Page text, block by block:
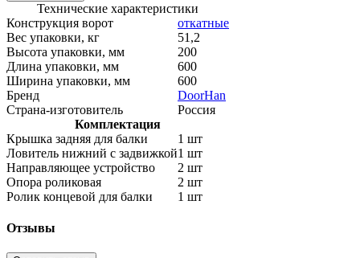
Технические характеристики
Конструкция ворот
откатные
Вес упаковки, кг
51,2
Высота упаковки, мм
200
Длина упаковки, мм
600
Ширина упаковки, мм
600
Бренд
DoorHan
Страна-изготовитель
Россия
Комплектация
Крышка задняя для балки
1 шт
Ловитель нижний с задвижкой1 шт
Направляющее устройство
2 шт
Опора роликовая
2 шт
Ролик концевой для балки
1 шт
Отзывы